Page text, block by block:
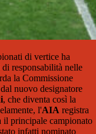
di vertice ha
responsabilità nelle
la Commissione
nuovo designatore
, che diventa così la
l'AIA registra
il principale campionato
infatti nominato